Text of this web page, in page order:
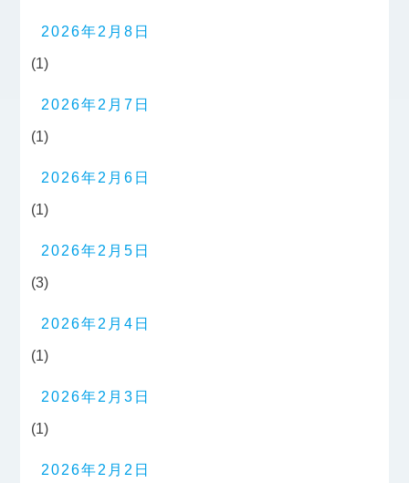
2026年2月8日
(1)
2026年2月7日
(1)
2026年2月6日
(1)
2026年2月5日
(3)
2026年2月4日
(1)
2026年2月3日
(1)
2026年2月2日